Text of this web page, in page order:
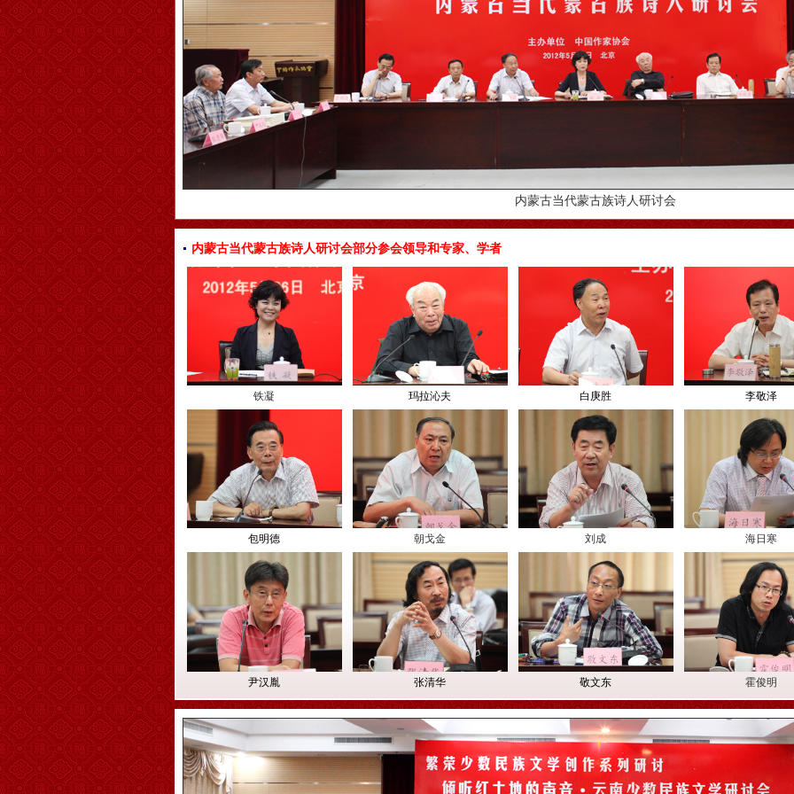
内蒙古当代蒙古族诗人研讨会
内蒙古当代蒙古族诗人研讨会部分参会领导和专家、学者
铁凝 玛拉沁夫 白庚胜 李敬泽
包明德 朝戈金 刘成 海日寒
尹汉胤 张清华 敬文东 霍俊明